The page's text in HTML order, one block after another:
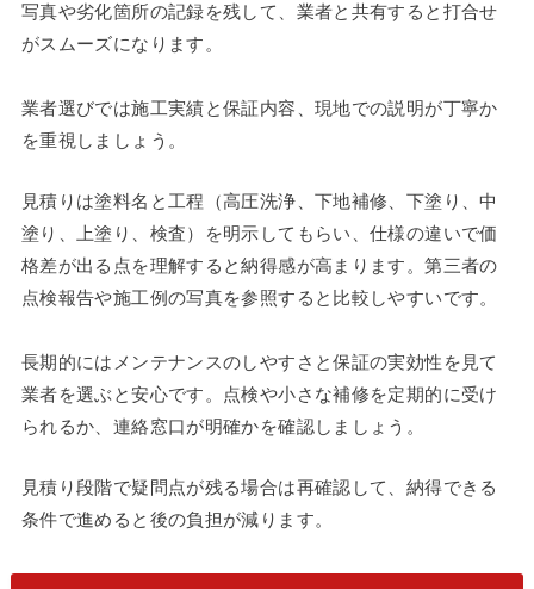
写真や劣化箇所の記録を残して、業者と共有すると打合せ
がスムーズになります。
業者選びでは施工実績と保証内容、現地での説明が丁寧か
を重視しましょう。
見積りは塗料名と工程（高圧洗浄、下地補修、下塗り、中
塗り、上塗り、検査）を明示してもらい、仕様の違いで価
格差が出る点を理解すると納得感が高まります。第三者の
点検報告や施工例の写真を参照すると比較しやすいです。
長期的にはメンテナンスのしやすさと保証の実効性を見て
業者を選ぶと安心です。点検や小さな補修を定期的に受け
られるか、連絡窓口が明確かを確認しましょう。
見積り段階で疑問点が残る場合は再確認して、納得できる
条件で進めると後の負担が減ります。